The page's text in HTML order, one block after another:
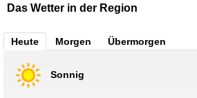
Das Wetter in der Region
Heute Morgen Übermorgen
Sonnig